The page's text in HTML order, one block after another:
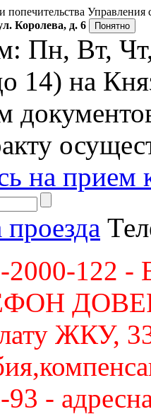
попечительства Управления
Королева, д. 6
Понятно
Пн, Вт,
14) на
на прием
проезда
2000-
ЖКУ,
93 -